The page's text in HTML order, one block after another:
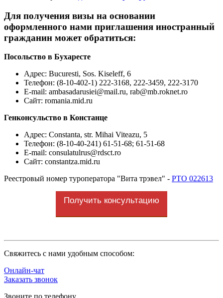
Для получения визы на основании
оформленного нами приглашения иностранный
гражданин может обратиться:
Посольство в Бухаресте
Адрес: Bucuresti, Sos. Kiseleff, 6
Телефон: (8-10-402-1) 222-3168, 222-3459, 222-3170
E-mail: ambasadarusiei@mail.ru, rab@mb.roknet.ro
Сайт: romania.mid.ru
Генконсульство в Констанце
Адрес: Constanta, str. Mihai Viteazu, 5
Телефон: (8-10-40-241) 61-51-68; 61-51-68
E-mail: consulatulrus@rdsct.ro
Сайт: constantza.mid.ru
Реестровый номер туроператора "Вита трэвел" - РТО 022613
Получить консультацию
Cвяжитесь с нами удобным способом:
Онлайн-чат
Заказать звонок